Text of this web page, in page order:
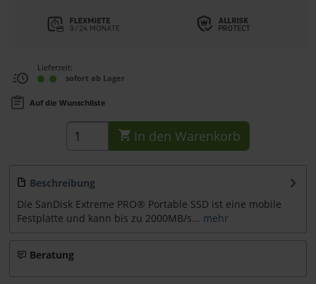
Lieferzeit:
sofort ab Lager
Auf die Wunschliste
In den Warenkorb
Beschreibung
Die SanDisk Extreme PRO® Portable SSD ist eine mobile
Festplatte und kann bis zu 2000MB/s... mehr
Beratung